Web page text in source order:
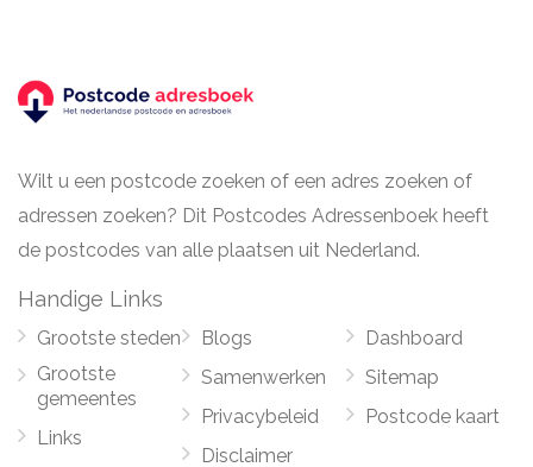
Wilt u een postcode zoeken of een adres zoeken of
adressen zoeken? Dit Postcodes Adressenboek heeft
de postcodes van alle plaatsen uit Nederland.
Handige Links
Grootste steden
Grootste
gemeentes
Links
Blogs
Samenwerken
Privacybeleid
Disclaimer
Dashboard
Sitemap
Postcode kaart